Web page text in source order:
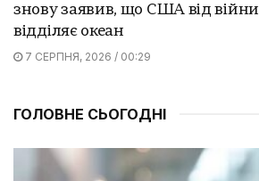
знову заявив, що США від війни
відділяє океан
7 СЕРПНЯ, 2026 / 00:29
ГОЛОВНЕ СЬОГОДНІ